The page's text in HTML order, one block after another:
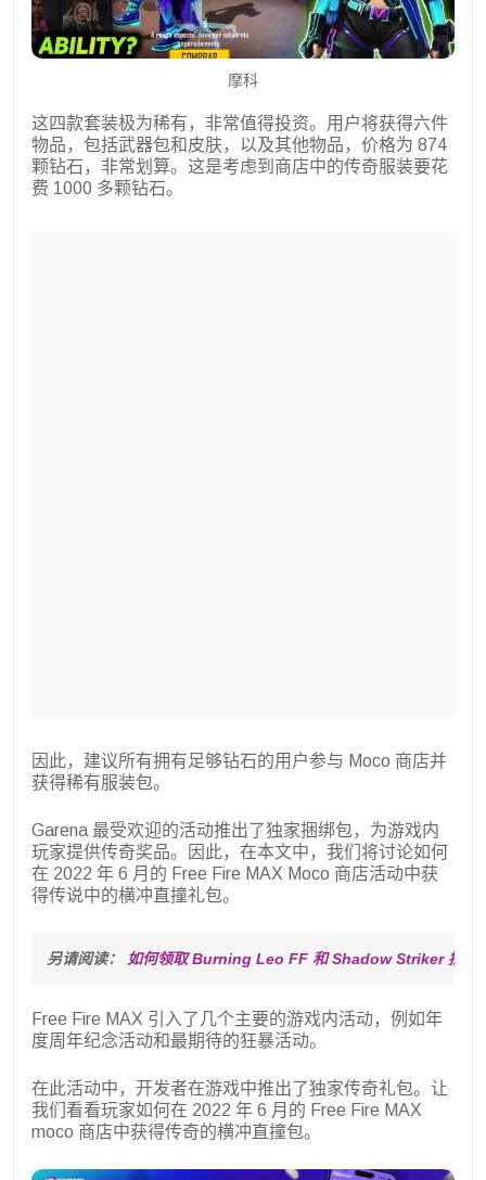
摩科
这四款套装极为稀有，非常值得投资。用户将获得六件
物品，包括武器包和皮肤，以及其他物品，价格为 874
颗钻石，非常划算。这是考虑到商店中的传奇服装要花
费 1000 多颗钻石。
因此，建议所有拥有足够钻石的用户参与 Moco 商店并
获得稀有服装包。
Garena 最受欢迎的活动推出了独家捆绑包，为游戏内
玩家提供传奇奖品。因此，在本文中，我们将讨论如何
在 2022 年 6 月的 Free Fire MAX Moco 商店活动中获
得传说中的横冲直撞礼包。
另请阅读： 如何领取 Burning Leo FF 和 Shadow Striker 捆绑
Free Fire MAX 引入了几个主要的游戏内活动，例如年
度周年纪念活动和最期待的狂暴活动。
在此活动中，开发者在游戏中推出了独家传奇礼包。让
我们看看玩家如何在 2022 年 6 月的 Free Fire MAX
moco 商店中获得传奇的横冲直撞包。